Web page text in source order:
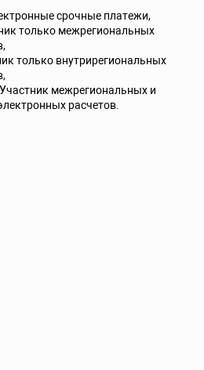
срочные платежи,
только межрегиональных
только внутрирегиональных
межрегиональных и
расчетов.